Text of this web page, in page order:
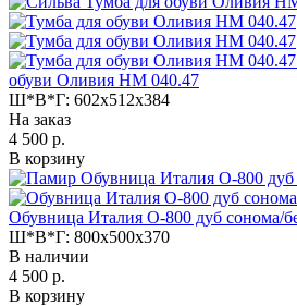
обуви Оливия НМ 040.47
Ш*В*Г: 602x512x384
На заказ
4 500 р.
В корзину
Обувница Италия О-800 дуб сонома/
Ш*В*Г: 800x500x370
В наличии
4 500 р.
В корзину